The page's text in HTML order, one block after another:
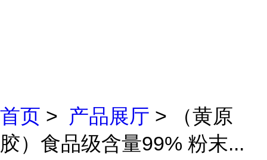
首页 > 产品展厅 > （黄原
胶）食品级含量99% 粉末...